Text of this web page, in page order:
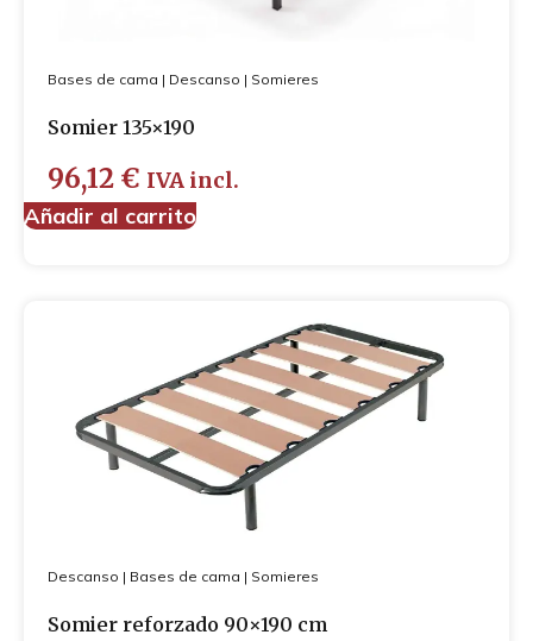
Bases de cama | Descanso | Somieres
Somier 135×190
96,12 € IVA incl.
Añadir al carrito
Descanso | Bases de cama | Somieres
Somier reforzado 90×190 cm